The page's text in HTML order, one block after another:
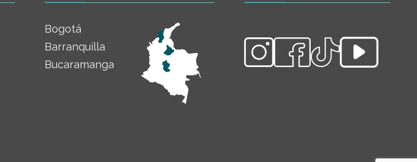
Bogotá
Barranquilla
Bucaramanga